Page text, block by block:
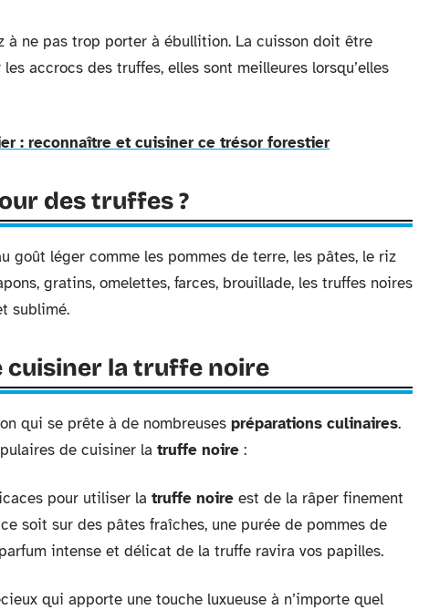
à ne pas trop porter à ébullition. La cuisson doit être
accrocs des truffes, elles sont meilleures lorsqu’elles
: reconnaître et cuisiner ce trésor forestier
des truffes ?
goût léger comme les pommes de terre, les pâtes, le riz
gratins, omelettes, farces, brouillade, les truffes noires
sublimé.
cuisiner la truffe noire
qui se prête à de nombreuses préparations culinaires.
de cuisiner la truffe noire :
pour utiliser la truffe noire est de la râper finement
soit sur des pâtes fraîches, une purée de pommes de
intense et délicat de la truffe ravira vos papilles.
qui apporte une touche luxueuse à n’importe quel